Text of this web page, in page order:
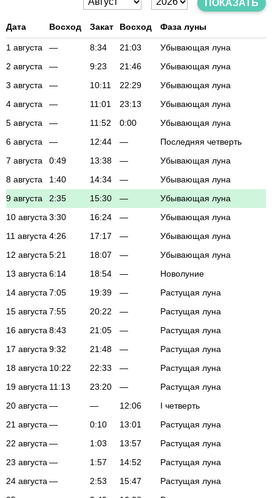
ПОКАЗАТЬ
Дата Восход Закат Восход Фаза луны
1 августа — 8:34 21:03
Убывающая луна
2 августа
— 9:23 21:46
Убывающая луна
3 августа
— 10:11 22:29
Убывающая луна
4 августа
— 11:01 23:13
Убывающая луна
5 августа
— 11:52 0:00
Убывающая луна
6 августа
— 12:44 —
Последняя четверть
7 августа
0:49 13:38 —
Убывающая луна
8 августа
1:40 14:34 —
Убывающая луна
9 августа
2:35 15:30 —
Убывающая луна
10 августа 3:30 16:24 —
Убывающая луна
11 августа 4:26 17:17 —
Убывающая луна
12 августа 5:21 18:07 —
Убывающая луна
13 августа 6:14 18:54 —
Новолуние
14 августа 7:05 19:39 —
Растущая луна
15 августа 7:55 20:22 —
Растущая луна
16 августа 8:43 21:05 —
Растущая луна
17 августа 9:32 21:48 —
Растущая луна
18 августа 10:22 22:33 —
Растущая луна
19 августа 11:13 23:20 —
Растущая луна
20 августа — — 12:06
I четверть
21 августа — 0:10 13:01
Растущая луна
22 августа — 1:03 13:57
Растущая луна
23 августа — 1:57 14:52
Растущая луна
24 августа — 2:53 15:47
Растущая луна